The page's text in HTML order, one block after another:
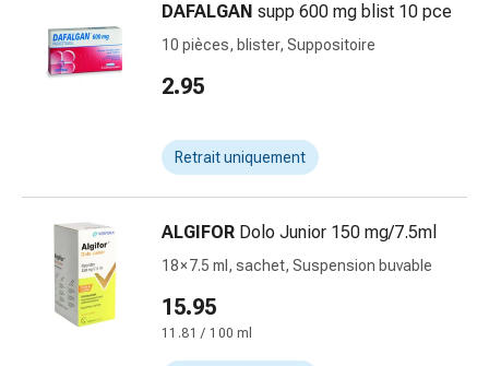
l'oreille
Gouttes
les
yeux
Inflammation
yeux
Pansements
DAFALGAN supp 600 mg blist 10 pce
10 pièces, blister, Suppositoire
2.95
Retrait uniquement
ALGIFOR Dolo Junior 150 mg/7.5ml
18 × 7.5 ml, sachet, Suspension buvable
15.95
11.81 / 100 ml